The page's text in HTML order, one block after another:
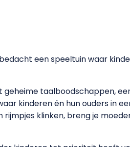
een speeltuin waar
geheime taalboodschappen,
kinderen én hun ouders in
klinken, breng je